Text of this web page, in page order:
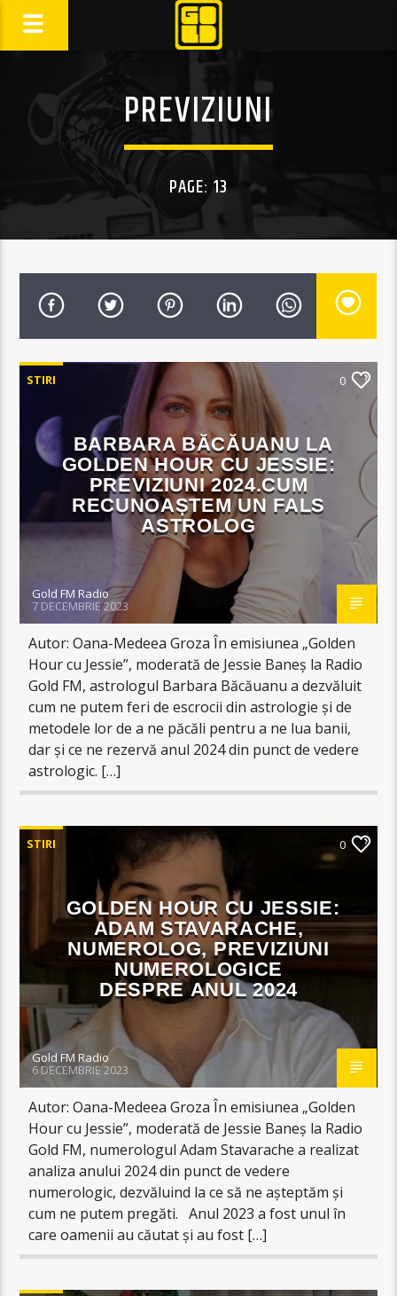
PREVIZIUNI
PAGE: 13
STIRI 0
BARBARA BĂCĂUANU LA
GOLDEN HOUR CU JESSIE:
PREVIZIUNI 2024.CUM
RECUNOAȘTEM UN FALS
ASTROLOG
Gold FM Radio
7 DECEMBRIE 2023
Autor: Oana-Medeea Groza În emisiunea „Golden
Hour cu Jessie”, moderată de Jessie Baneș la Radio
Gold FM, astrologul Barbara Băcăuanu a dezvăluit
cum ne putem feri de escrocii din astrologie și de
metodele lor de a ne păcăli pentru a ne lua banii,
dar și ce ne rezervă anul 2024 din punct de vedere
astrologic. […]
STIRI 0
GOLDEN HOUR CU JESSIE:
ADAM STAVARACHE,
NUMEROLOG, PREVIZIUNI
NUMEROLOGICE
DESPRE ANUL 2024
Gold FM Radio
6 DECEMBRIE 2023
Autor: Oana-Medeea Groza În emisiunea „Golden
Hour cu Jessie”, moderată de Jessie Baneș la Radio
Gold FM, numerologul Adam Stavarache a realizat
analiza anului 2024 din punct de vedere
numerologic, dezvăluind la ce să ne așteptăm și
cum ne putem pregăti. Anul 2023 a fost unul în
care oamenii au căutat și au fost […]